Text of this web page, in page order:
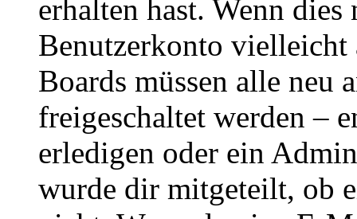
erhalten hast. Wenn
Benutzerkonto
Boards müssen alle neu
freigeschaltet werden –
erledigen oder ein
wurde dir mitgeteilt, ob